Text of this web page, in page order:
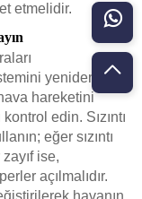
etmelidir.
yeniden
hareketini
edin. Sızıntı
eğer sızıntı
ise,
açılmalıdır.
havanın